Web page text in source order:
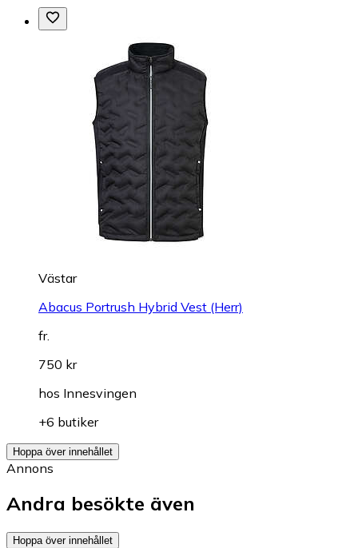
Västar
Abacus Portrush Hybrid Vest (Herr)
fr.
750 kr
hos Innesvingen
+6 butiker
Hoppa över innehållet
Annons
Andra besökte även
Hoppa över innehållet